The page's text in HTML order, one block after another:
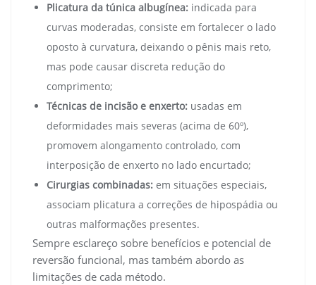
Plicatura da túnica albugínea: indicada para
curvas moderadas, consiste em fortalecer o lado
oposto à curvatura, deixando o pênis mais reto,
mas pode causar discreta redução do
comprimento;
Técnicas de incisão e enxerto: usadas em
deformidades mais severas (acima de 60º),
promovem alongamento controlado, com
interposição de enxerto no lado encurtado;
Cirurgias combinadas: em situações especiais,
associam plicatura a correções de hipospádia ou
outras malformações presentes.
Sempre esclareço sobre benefícios e potencial de
reversão funcional, mas também abordo as
limitações de cada método.